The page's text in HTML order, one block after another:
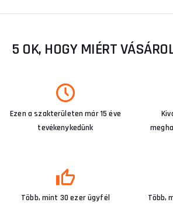
5 OK, HOGY MIÉRT
Ezen a szakterületen már 15 éve
tevékenykedünk
Több, mint 30 ezer ügyfél
Több,